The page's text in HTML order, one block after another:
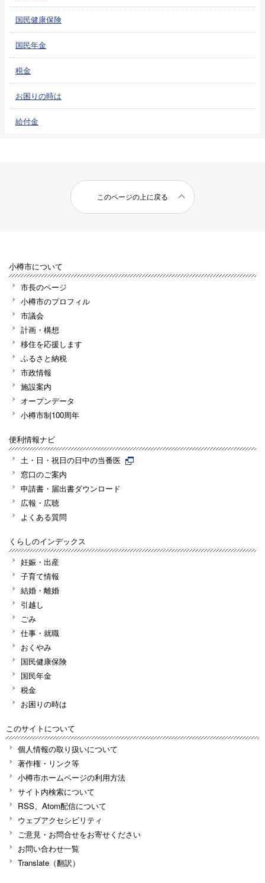
国民健康保険
国民年金
税金
お困りの時は
給付金
このページの上に戻る
小樽市について
市長のページ
小樽市のプロフィル
市議会
計画・構想
移住を応援します
ふるさと納税
市政情報
施設案内
オープンデータ
小樽市制100周年
便利情報ナビ
土・日・祝日の日中の当番医
窓口のご案内
申請書・届出書ダウンロード
広報・広聴
よくある質問
くらしのインデックス
妊娠・出産
子育て情報
結婚・離婚
引越し
ごみ
仕事・就職
おくやみ
国民健康保険
国民年金
税金
お困りの時は
このサイトについて
個人情報の取り扱いについて
著作権・リンク等
小樽市ホームページの利用方法
サイト内検索について
RSS、Atom配信について
ウェブアクセシビリティ
ご意見・お問合せをお寄せください
お問い合わせ一覧
Translate（翻訳）